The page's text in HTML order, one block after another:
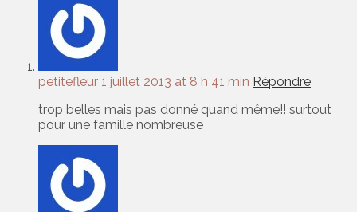
petitefleur 1 juillet 2013 at 8 h 41 min Répondre
trop belles mais pas donné quand même!! surtout
pour une famille nombreuse